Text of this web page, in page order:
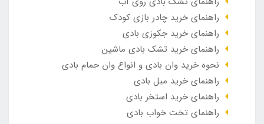
راهنمای خرید چادر بازی کودک
راهنمای خرید جکوزی بادی
راهنمای خرید تشک بادی ماشین
نحوه خرید وان بادی و انواع وان حمام بادی
راهنمای خرید مبل بادی
راهنمای خرید استخر بادی
راهنمای تخت خواب بادی